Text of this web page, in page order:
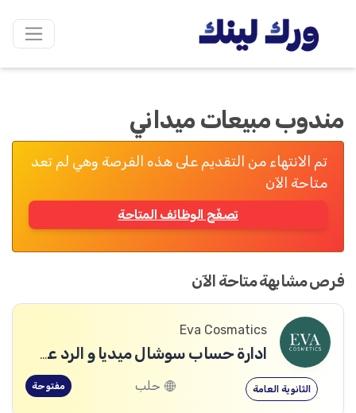
مندوب مبيعات ميداني
تم الانتهاء من التقديم على هذه الفرصة وهي لم تعد
متاحة الآن
تصفّح الوظائف المتاحة
فرص مشابهة متاحة الآن
Eva Cosmatics
ادارة حساب سوشال ميديا و الرد على الزبائن
الثانوية العامة حلب مفتوحة